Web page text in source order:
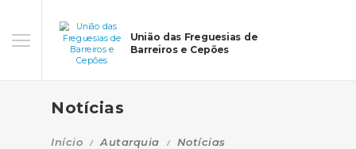
União das Freguesias de
Barreiros e Cepões
Notícias
Início Autarquia Notícias